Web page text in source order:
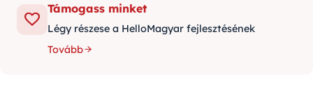
Támogass minket
Légy részese a HelloMagyar fejlesztésének
Tovább